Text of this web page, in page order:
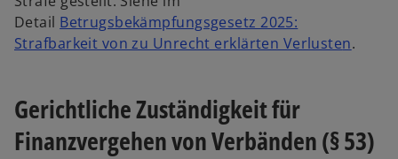
Detail Betrugsbekämpfungsgesetz 2025:
Strafbarkeit von zu Unrecht erklärten Verlusten.
Gerichtliche Zuständigkeit für
Finanzvergehen von Verbänden (§ 53)